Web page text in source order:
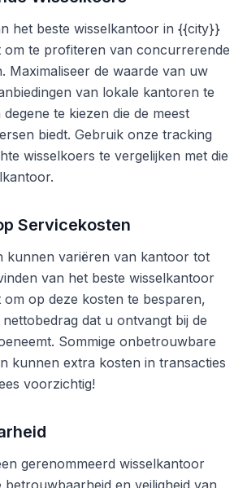
het beste wisselkantoor in {{city}}
om te profiteren van concurrerende
Maximaliseer de waarde van uw
van lokale kantoren te
te kiezen die de meest
biedt. Gebruik onze tracking
wisselkoers te vergelijken met die
Servicekosten
kunnen variëren van kantoor tot
van het beste wisselkantoor
om op deze kosten te besparen,
dat u ontvangt bij de
Sommige onbetrouwbare
kunnen extra kosten in transacties
voorzichtig!
gerenommeerd wisselkantoor
betrouwbaarheid en veiligheid van